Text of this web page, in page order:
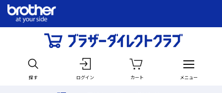
探す ログイン カート メニュー